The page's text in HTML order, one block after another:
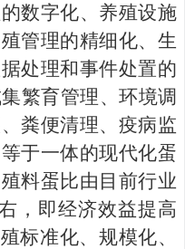
数字化、养殖设施
管理的精细化、生
处理和事件处置的
繁育管理、环境调
粪便清理、疫病监
于一体的现代化蛋
料蛋比由目前行业
，即经济效益提高
标准化、规模化、